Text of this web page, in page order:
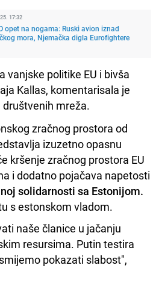
17:32
opet na nogama: Ruski avion iznad
Baltičkog mora, Njemačka digla Eurofightere
vanjske politike EU i bivša
Kallas, komentarisala je
mreža.
zračnog prostora od
izuzetno opasnu
kršenje zračnog prostora EU
i dodatno pojačava napetosti
solidarnosti sa Estonijom.
s estonskom vladom.
naše članice u jačanju
resursima. Putin testira
pokazati slabost",